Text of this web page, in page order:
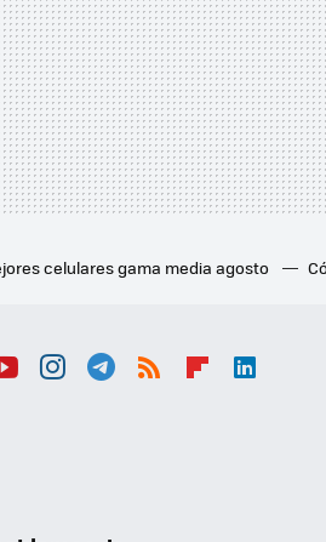
celulares gama media agosto